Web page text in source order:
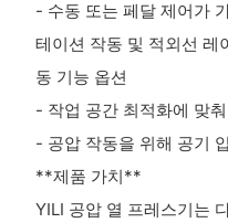
- 수동 또는 페달 제어가
테이션 작동 및 적외선 레
동 기능 옵션
- 작업 공간 최적화에 맞
- 공압 작동을 위해 공기
**제품 가치**
YILI 공압 열 프레스기는